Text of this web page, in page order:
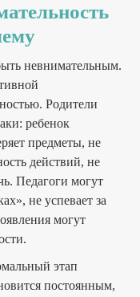
невнимательным.
Родители
ребенок
предметы, не
действий, не
Педагоги могут
не успевает за
могут
этап
постоянным,